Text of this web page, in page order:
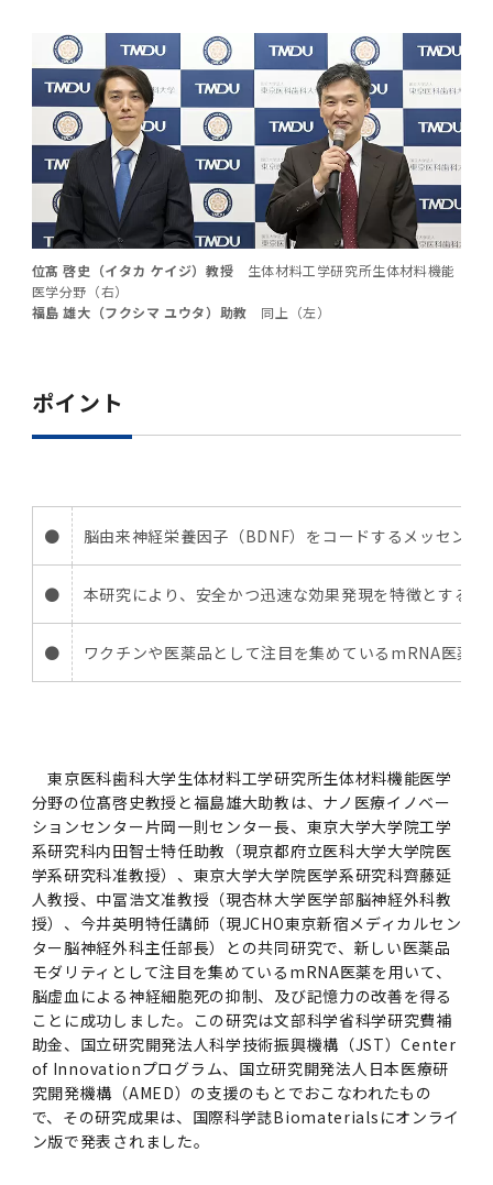
経営協議会
教育研究評議会
学長選考・監察会議
留学制度編
多職種連携教育編
学長×医学部学生懇談
学長×歯学部学生懇談
広報誌トップ
広報誌「Bloom! 医科歯科大」
英語版広報誌「TMDU ANNUAL NEWS」
学内向け広報誌「TMDUニュース」
大学案内 【受験生向け】（冊子）
写真で綴る 東京医科歯科大学
写真で綴る 東京医科歯科大学トップ
第1回『学びの地』
第3回『知と癒しの匠の創造者たち』
クラウドファンディング実施プロジェクト一覧
１．国立大学法人評価
２．大学認証評価
３．自己点検・評価
1-1．第４期中期目標・中期計画等について【6
年間】トップ
第１期 中期目標・中期計画等について
第２期 中期目標・中期計画等について
第３期中期目標・中期計画等について
1-2.年度計画・年度評価等について【第1期～
第3期】
1-2.年度計画・年度評価等について【第1期～
第3期】トップ
（第１期中期目標期間中）年度計画、年度評価
等について
（第２期中期目標期間中）年度計画・年度評価
（第３期中期目標期間中）年度計画・年度評価
2．認証評価
3．自己点検・評価
4．指定国立大学法人構想に関する進捗状況に
ついて
四大学連合憲章
「大学院学生の教育研究交流」に関する協定書
「大学院学生の教育研究交流」に関する実施細
目
「複合領域コース｣｢編入学｣及び｢複数学士号｣
に関する協定書
及び「複数学士号」に関する実施細目
複合領域コース(四大学共通)トップ
複合領域コースについて
各複合領域コースの概要
編入学制度について（複数学士号）
複合領域コース（東京医科歯科大学）
三大学連合（外部サイト）
医療管理政策学（MMA）コース（東京医科歯科
大学）
個人情報保護制度
統合報告書
法定公開情報
統計データ
東京医科歯科大学規則集
研究不正の防止
会計監査人候補者の決定について
教育等の情報
企業等からの資金提供状況の公表
女性活躍推進法による一般事業主行動計画
次世代育成支援対策推進法による一般事業主行
動計画
女性の活躍推進に向けた取り組み
目標とする教員の適正な年齢構成
キャンパスマスタープラン2016
ダイバーシティ
ダイバーシティトップ
東京医科歯科大学ダイバーシティ＆インクルー
ジョン推進宣言等
東京医科歯科大学ダイバーシティ＆インクルー
ジョン推進宣言等トップ
ジョン推進宣言／基本方針／アクション・プラ
ン
女性活躍推進法による一般事業主行動計画
次世代育成支援対策推進法による一般事業主行
動計画
女性の活躍推進に向けた取り組み
ダイバーシティ・インクルージョン室
障がいのある学生のサポートについて
コンプライアンス・ハラスメント
コンプライアンス・ハラスメントトップ
ハラスメントへの対応について
歯学部
生体材料工学研究所
難治疾患研究所
国際交流サイト
研究テーマ検索システム
奨学金について
入学料・授業料の免除・徴収猶予について
アルバイトについて
学生寮について
学生保険制度について
サークル紹介
大学祭
留学について
オープンキャンパス
医学部医学科サマープログラム
歯学部サマープログラム
オンライン個別進学相談
入試説明会
ILA国府台 公開講座等のお知らせ
キャンパス紹介
合格発表
試験問題及び解答例等の公表
医歯学総合研究科博士課程 国際連携専攻（ジ
ョイント・ディグリープログラム：JDP）
却について
大学院入学希望者向け入試説明会
学費・入学金・奨学金について
学費・入学金・奨学金についてトップ
奨学金について
大学院医歯学総合研究科生体検査科学講座
研究テーマ検索システム
難治疾患研究所
大学院研究生
大学院保健衛生学研究科
Academic Year by Eligible Students
(*Spring admission)
Call for Applications to Science Tokyo
SPRING（MD）Program for the 2025
Academic Year by Eligible Students
(*Autumn admission)
令和７年度（２０２５年度）総合知と癒しの次
世代フロントランナー育成プログラム（医歯学
系）「Science Tokyo SPRING (医歯学系)」
Call for Applications to Science Tokyo
(*Autumn admission)
令和６年度（２０２４年度）総合知と癒しの次
世代フロントランナー育成プログラム（医歯学
系）「Science Tokyo SPRING (医歯学系)」
（旧TMDU卓越大学院生制度）対象学生（秋入
学対象）の募集について
Program (formerly the TMDU WISE
Program) for the 2024 Academic Year
令和6年度（2024年度）東京医科歯科大学
「TMDU-SPRING」対象学生の募集について
（※春入学対象）について
Call for Application to TMDU WISE
Programs (II) for the 2023 Academic Year
by Eligible Students (*Autumn admission)
令和５年度（２０２３年度）東京医科歯科大学
「卓越大学院生制度（Ⅱ）」対象学生（秋入学
対象）の募集について
集について
保健衛生学研究科科目等履修生について
授業料・入学料・検定料
入学料・授業料免除・徴収猶予について
(Admission & Tuition
Exemption/Deferment)
奨学金について
Exemption/Deferment)
入学料・授業料免除・徴収猶予について
(Admission & Tuition
Exemption/Deferment)トップ
【2026年4月入学者】入学料免除・徴収猶予申
請について（Admission Fee
Exemption&Admission Fee Deferment）
高等教育の修学支援制度
奨学金について
奨学金についてトップ
日本学生支援機構
財団法人・地方公共団体等奨学金
日本学生支援機構
アルバイトについて
アパート等の紹介
学生保険制度について
国民年金について
学生相談窓口
教養部在学生
医学部在学生
歯学部在学生
附属学校在学生
障がいのある学生サポートトップ
修学上の支援について
学生相談支援室
バリアフリーマップ
困りごと対策貸出グッズ
文部科学省からのお知らせ
令和７年度（２０２５年度）新入生向けPC購
入推奨仕様書
令和５年度（２０２３年度）東京医科歯科大学
「研究者早期育成コース及び研究者養成コー
ス」採用決定通知書授与式を行いました。
令和４年度（２０２２年度）東京医科歯科大学
「研究者早期育成コース及び研究者養成コー
ス」採用決定通知書授与式を行いました。
令和３年度（２０２１年度）東京医科歯科大学
「卓越大学院生制度（Ⅰ）」採用決定通知書授
与式を行いました。
就職・キャリア支援
就職・キャリア支援トップ
企業・官公庁・医療機関の皆様へ
在学生向け
在学生向けトップ
学内就職支援イベント
インターンシップ
就職支援サイトリンク集
就職支援ガイド
就職活動体験談について
OB・OG情報について
内定取り消しについて
進路届の提出について
その他 就職関連情報（推薦書等）
新型コロナウイルス感染症に伴うお知らせ
サークル・学園祭
サークル・学園祭トップ
お茶の水祭
施設利用
施設利用トップ
保健管理センター
国立美術館キャンパスメンバーズ
ボランティア
情報システム
置（湯島地区）Class Cancellation Measures
due to Natural Disasters, such as
Typhoons, and Transportation
新入学の大学院生へ To New Graduate
Students
口腔保健学科【口腔保健工学専攻】
修士課程 医歯理工保健学専攻【医療管理政策
学（MMA）コース】
博士課程 医歯学専攻
博士課程 生命理工医療科学専攻
博士課程看護先進科学専攻
博士課程共同災害看護学専攻
概要
分野構成
医歯学総合研究科修士課程履修要項（シラバ
ス）
学（MMA）コース】
修士課程 医歯理工保健学専攻 グローバルヘル
スリーダー養成 (MPH) コース
博士課程 医歯学専攻
博士課程 医歯学専攻トップ
概要
分野構成
博士課程 国際連携専攻（ジョイント・ディグリ
ー・プログラム：JDP）
博士課程 生命理工医療科学専攻トップ
分野構成
医歯学総合研究科博士課程生命理工学系専攻履
修要項（シラバス）
履修要項（大学院シラバス）
年報トップ
2024年（25.7MB）
2023年（49.5MB）
2021年（PDF：71.9 MB）
2020年 （PDF：67.8MB）
2019年 （PDF：71.7MB）
2018年 （PDF：83.3MB）
2017年 （PDF：75.1MB）
2016年 （PDF：73.0MB）
統合教育機構学務企画課
セミナー・特別講義
セミナー・特別講義トップ
2025年度
2023年度
2024年度
2022年度
2021年度
2020年度
設置計画履行状況報告書
概要
組織
教育研究分野組織、指導教員研究内容
教育研究分野組織、指導教員研究内容トップ
履修要項（大学院シラバス）保健衛生学研究科
統合教育機構学務企画課
年報
年報トップ
2024年（PDF：5.4MB）
2022年（PDF：53.8 MB）
2021年（PDF：4.5 MB）
2020年 （PDF：4.6MB）
2019年 （PDF：5.2MB）
2018年 （PDF：18.7MB）
2017年 （PDF：7.2MB）
2016年 （PDF：13.5MB）
部門一覧
生体材料工学研究所
難治疾患研究所
高等研究院
大学病院
統合教育機構トップ
医学・歯学分野における数理・データサイエン
ス・AI教育開発事業
the integration（For prospective
students）
大学統合時の教育・学生生活について（在学生
向け）
Regarding education and student life after
the integration (For current students)
教学IR関連公開情報
教学IR関連公開情報トップ
卒業生進路アンケート
統合研究機構・統合イノベーション機構
統合研究機構・統合イノベーション機構トップ
統合イノベーション機構
医療ビッグデータによるトータル・ヘルスケア
イノベーション創出の基盤構築プロジェクト
オープンイノベーションセンター
ヘルスサイエンスR&Dセンター
研究基盤クラスター（統合研究機構）
研究基盤クラスター（統合研究機構）トップ
リサーチコアセンター
実験動物センター
生命倫理研究センター
疾患バイオリソースセンター
先端医歯工学創成クラスター（統合研究機構）
先端医歯工学創成クラスター（統合研究機構）
トップ
再生医療研究センター
再生医療研究センター（微生物安全性グルー
プ）
統合研究機構から他部局へ異動したセンター
統合研究機構から他部局へ異動したセンタート
ップ
低侵襲医療センター（旧：低侵襲医歯学研究セ
ンター）
オープンイノベーションセンター
統合国際機構
門）
統合情報機構（図書館部門・ITセキュリティ部
門）トップ
ITヘルプデスク（学内専用サイト）
ITセキュリティ部門（学内専用サイト）
図書館部門
図書館部門トップ
デジタル変革推進事務室
学生支援・保健管理機構
学生支援・保健管理機構トップ
保健管理センター
湯島学生支援センター
湯島学生支援センタートップ
学生相談支援室
環境安全管理室
環境安全管理室トップ
環境報告書
広報部
科研費電子申請システム(外部サイト)
研究助成金
AMED研究費の年間公募スケジュール(学内専
用)
GAPファンド等の公募
実験計画書のWeb申請システム(学外利用時
VPN必要)
倫理審査手続きについて
各種実験手続き例(学内専用)
研究に必要な講習会等
研究テーマ検索
research map
プレスリリース
青い鳥広場(学内専用)
重点研究領域
統合研究機構・統合イノベーション推進機構
オープンイノベーションセンター
各種センター
研究不正の防止
研究不正等の公表について
剽窃チェックツール(学内専用)
安全保障輸出管理(学内専用)
臨床研究法における臨床研究の利益相反管理に
ヒトES細胞倫理審査委員会
利益相反に関する説明会資料(ダウンロード)(学
内専用)
事務部トップ
各種お問い合わせ先(事務部)
位髙 啓史（イタカ ケイジ）教授 生体材料工学研究所生体材料機能
医学分野（右）
福島 雄大（フクシマ ユウタ）助教 同上（左）
ポイント
● 脳由来神経栄養因子（BDNF）をコードするメッセン
● 本研究により、安全かつ迅速な効果発現を特徴とする
● ワクチンや医薬品として注目を集めているmRNA医薬
東京医科歯科大学生体材料工学研究所生体材料機能医学
分野の位髙啓史教授と福島雄大助教は、ナノ医療イノベー
ションセンター片岡一則センター長、東京大学大学院工学
系研究科内田智士特任助教（現京都府立医科大学大学院医
学系研究科准教授）、東京大学大学院医学系研究科齊藤延
人教授、中冨浩文准教授（現杏林大学医学部脳神経外科教
授）、今井英明特任講師（現JCHO東京新宿メディカルセン
ター脳神経外科主任部長）との共同研究で、新しい医薬品
モダリティとして注目を集めているmRNA医薬を用いて、
脳虚血による神経細胞死の抑制、及び記憶力の改善を得る
ことに成功しました。この研究は文部科学省科学研究費補
助金、国立研究開発法人科学技術振興機構（JST）Center
of Innovationプログラム、国立研究開発法人日本医療研
究開発機構（AMED）の支援のもとでおこなわれたもの
で、その研究成果は、国際科学誌Biomaterialsにオンライ
ン版で発表されました。